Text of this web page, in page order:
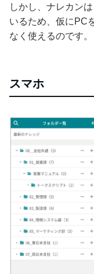
しかし、ナレカン
いるため、仮にPC
なく使えるのです。
スマホ